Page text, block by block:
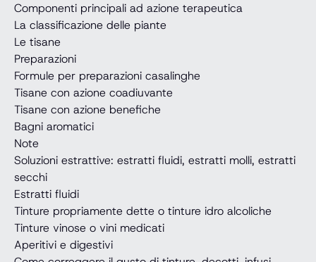
Componenti principali ad azione terapeutica
La classificazione delle piante
Le tisane
Preparazioni
Formule per preparazioni casalinghe
Tisane con azione coadiuvante
Tisane con azione benefiche
Bagni aromatici
Note
Soluzioni estrattive: estratti fluidi, estratti molli, estratti
secchi
Estratti fluidi
Tinture propriamente dette o tinture idro alcoliche
Tinture vinose o vini medicati
Aperitivi e digestivi